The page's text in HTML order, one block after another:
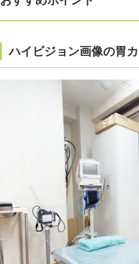
ハイビジョン画像の胃